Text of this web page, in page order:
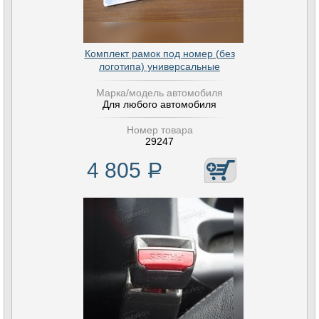
Комплект рамок под номер (без
логотипа) универсальные
Марка/модель автомобиля
Для любого автомобиля
Номер товара
29247
4 805 Р